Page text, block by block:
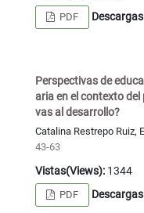
PDF
Perspectivas de
aria en el contexto
vas al desarrollo?
Catalina Restrepo Ruiz,
43-63
Vistas(Views):1344
PDF